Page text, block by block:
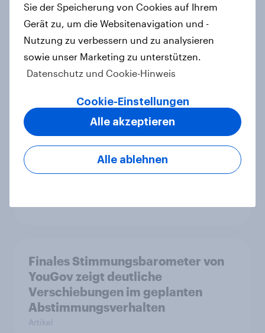
Neues Smartphone, neue Marke?
Jeder zweite Käufer ist offen für
einen Wechsel – KI-Funktionen
gewinnen stark an Relevanz
YouGov-Studie: Auto ist
beliebtestes Verkehrsmittel – aber
jeder Zweite nutzt den öV für
Finales Stimmungsbarometer von
YouGov zeigt deutliche
Verschiebungen im geplanten
Abstimmungsverhalten
Artikel
Sie der Speicherung von Cookies auf Ihrem
Gerät zu, um die Websitenavigation und -
Nutzung zu verbessern und zu analysieren
sowie unser Marketing zu unterstützen.
Datenschutz und Cookie-Hinweis
Cookie-Einstellungen
Alle ablehnen
Alle akzeptieren